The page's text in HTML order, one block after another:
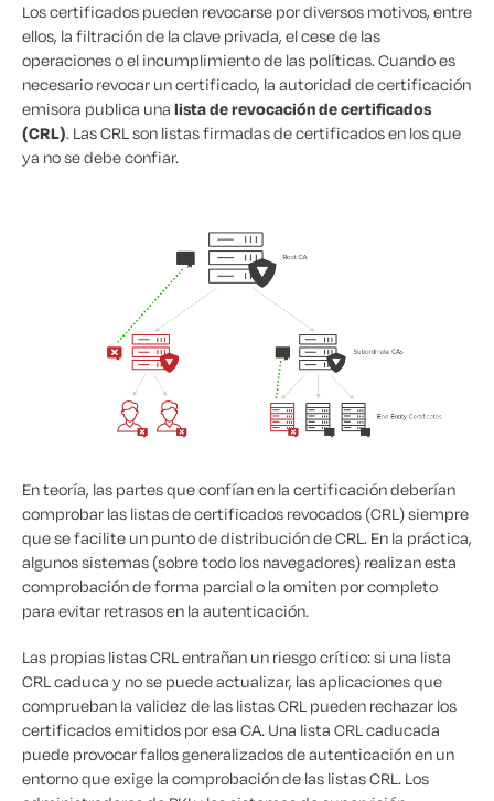
Los certificados pueden revocarse por diversos motivos, entre
ellos, la filtración de la clave privada, el cese de las
operaciones o el incumplimiento de las políticas. Cuando es
necesario revocar un certificado, la autoridad de certificación
emisora publica una lista de revocación de certificados
(CRL). Las CRL son listas firmadas de certificados en los que
ya no se debe confiar.
En teoría, las partes que confían en la certificación deberían
comprobar las listas de certificados revocados (CRL) siempre
que se facilite un punto de distribución de CRL. En la práctica,
algunos sistemas (sobre todo los navegadores) realizan esta
comprobación de forma parcial o la omiten por completo
para evitar retrasos en la autenticación.
Las propias listas CRL entrañan un riesgo crítico: si una lista
CRL caduca y no se puede actualizar, las aplicaciones que
comprueban la validez de las listas CRL pueden rechazar los
certificados emitidos por esa CA. Una lista CRL caducada
puede provocar fallos generalizados de autenticación en un
entorno que exige la comprobación de las listas CRL. Los